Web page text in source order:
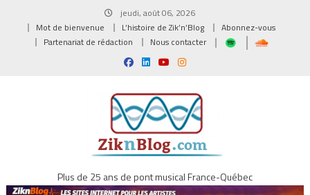
jeudi, août 06, 2026
Mot de bienvenue
L’histoire de Zik’n’Blog
Abonnez-vous
Partenariat de rédaction
Nous contacter
Plus de 25 ans de pont musical France-Québec